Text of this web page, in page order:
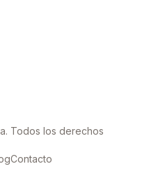
Todos los derechos
Contacto